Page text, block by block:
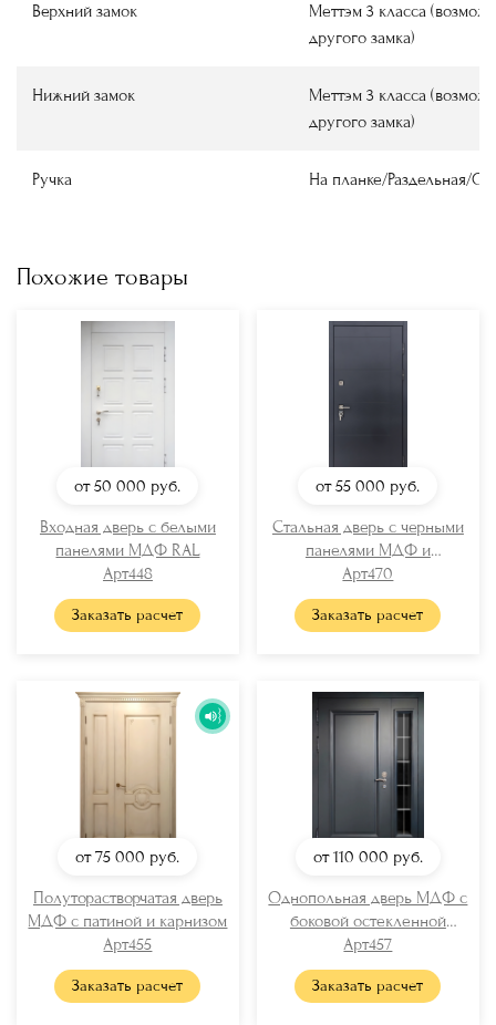
Верхний замок
Меттэм 3 класса
другого замка)
Нижний замок
Меттэм 3 класса
другого замка)
Ручка На планке/Раздельная/
Похожие товары
от 50 000 руб.
Входная дверь с белыми
панелями МДФ RAL
Арт448
Заказать расчет
от 55 000 руб.
Стальная дверь с черными
панелями МДФ и
отбойником
Арт470
Заказать расчет
от 75 000 руб.
Полуторастворчатая дверь
МДФ с патиной и карнизом
Арт455
Заказать расчет
от 110 000 руб.
Однопольная дверь МДФ с
боковой остекленной
вставкой
Арт457
Заказать расчет